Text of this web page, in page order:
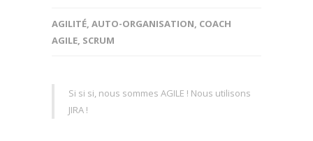
AGILITÉ, AUTO-ORGANISATION, COACH
AGILE, SCRUM
Si si si, nous sommes AGILE ! Nous utilisons
JIRA !